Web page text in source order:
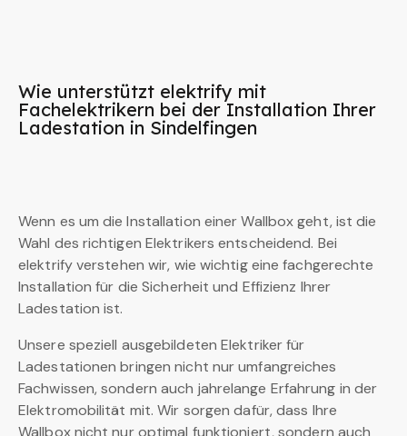
Wie unterstützt elektrify mit
Fachelektrikern bei der Installation Ihrer
Ladestation in Sindelfingen
Wenn es um die Installation einer Wallbox geht, ist die
Wahl des richtigen Elektrikers entscheidend. Bei
elektrify verstehen wir, wie wichtig eine fachgerechte
Installation für die Sicherheit und Effizienz Ihrer
Ladestation ist.
Unsere speziell ausgebildeten Elektriker für
Ladestationen bringen nicht nur umfangreiches
Fachwissen, sondern auch jahrelange Erfahrung in der
Elektromobilität mit. Wir sorgen dafür, dass Ihre
Wallbox nicht nur optimal funktioniert, sondern auch